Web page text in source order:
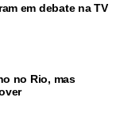
em debate na TV
no Rio, mas